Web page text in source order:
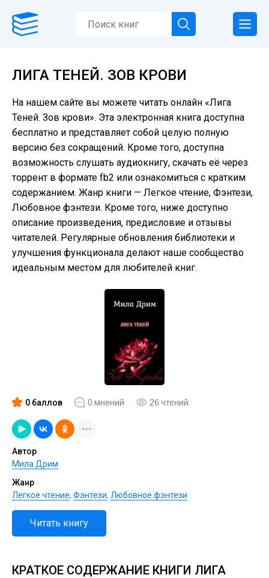
ЛИГА ТЕНЕЙ. ЗОВ КРОВИ
На нашем сайте вы можете читать онлайн «Лига
Теней. Зов крови». Эта электронная книга доступна
бесплатно и представляет собой целую полную
версию без сокращений. Кроме того, доступна
возможность слушать аудиокнигу, скачать её через
торрент в формате fb2 или ознакомиться с кратким
содержанием. Жанр книги — Легкое чтение, Фэнтези,
Любовное фэнтези. Кроме того, ниже доступно
описание произведения, предисловие и отзывы
читателей. Регулярные обновления библиотеки и
улучшения функционала делают наше сообщество
идеальным местом для любителей книг.
0 баллов 0 мнений 26 чтений
Автор
Мила Дрим
Жанр
Легкое чтение, Фэнтези, Любовное фэнтези
Читать книгу
КРАТКОЕ СОДЕРЖАНИЕ КНИГИ ЛИГА